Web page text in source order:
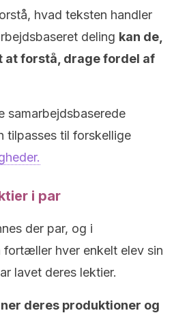
hvad teksten handler
deling kan de,
at forstå, drage fordel af
samarbejdsbaserede
tilpasses til forskellige
i par
der par, og i
fortæller hver enkelt elev sin
lavet deres lektier.
deres produktioner og